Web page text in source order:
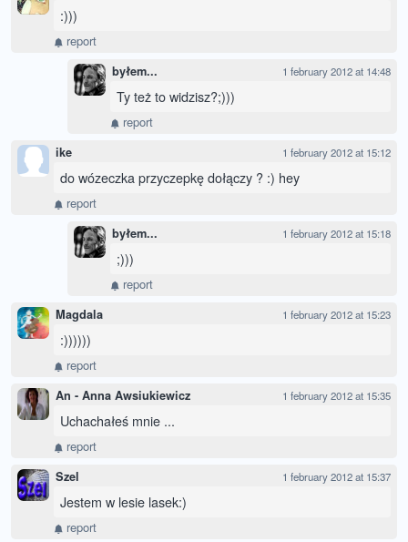
:)))
report
byłem... 1 february 2012 at 14:48
Ty też to widzisz?;)))
report
ike 1 february 2012 at 15:12
do wózeczka przyczepkę dołączy ? :) hey
report
byłem... 1 february 2012 at 15:18
;)))
report
Magdala 1 february 2012 at 15:23
:))))))
report
An - Anna Awsiukiewicz 1 february 2012 at 15:35
Uchachałeś mnie ...
report
Szel 1 february 2012 at 15:37
Jestem w lesie lasek:)
report